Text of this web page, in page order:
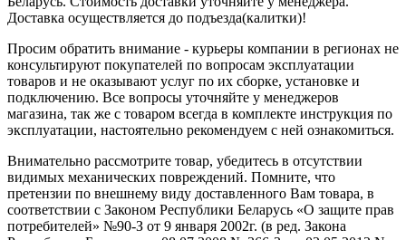
Доставка осуществляется до подъезда(калитки)!
Просим обратить внимание - курьеры компании в регионах не
консультируют покупателей по вопросам эксплуатации
товаров и не оказывают услуг по их сборке, установке и
подключению. Все вопросы уточняйте у менеджеров
магазина, так же с товаром всегда в комплекте инструкция по
эксплуатации, настоятельно рекомендуем с ней ознакомиться.
Внимательно рассмотрите товар, убедитесь в отсутствии
видимых механических повреждений. Помните, что
претензии по внешнему виду доставленного Вам товара, в
соответствии с Законом Республики Беларусь «О защите прав
потребителей» №90-З от 9 января 2002г. (в ред. Закона